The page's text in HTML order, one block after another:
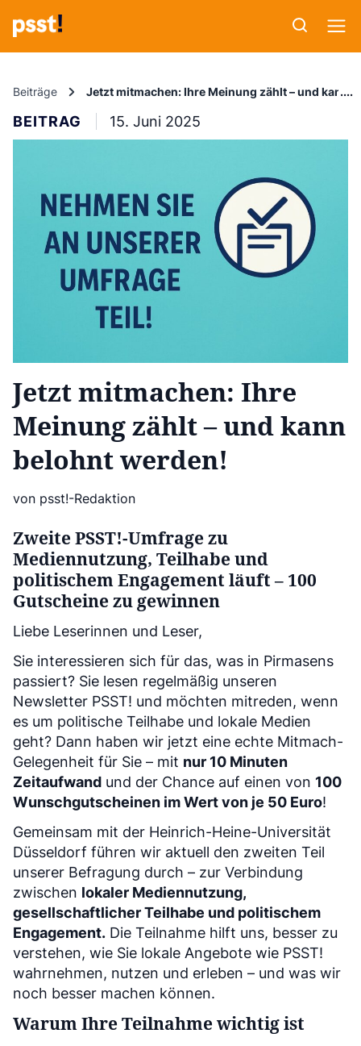
Beiträge Jetzt mitmachen: Ihre Meinung zählt – und kann
BEITRAG 15. Juni 2025
Jetzt mitmachen: Ihre
Meinung zählt – und kann
belohnt werden!
von psst!-Redaktion
Zweite PSST!-Umfrage zu
Mediennutzung, Teilhabe und
politischem Engagement läuft – 100
Gutscheine zu gewinnen
Liebe Leserinnen und Leser,
Sie interessieren sich für das, was in Pirmasens
passiert? Sie lesen regelmäßig unseren
Newsletter PSST! und möchten mitreden, wenn
es um politische Teilhabe und lokale Medien
geht? Dann haben wir jetzt eine echte Mitmach-
Gelegenheit für Sie – mit nur 10 Minuten
Zeitaufwand und der Chance auf einen von 100
Wunschgutscheinen im Wert von je 50 Euro!
Gemeinsam mit der Heinrich-Heine-Universität
Düsseldorf führen wir aktuell den zweiten Teil
unserer Befragung durch – zur Verbindung
zwischen lokaler Mediennutzung,
gesellschaftlicher Teilhabe und politischem
Engagement. Die Teilnahme hilft uns, besser zu
verstehen, wie Sie lokale Angebote wie PSST!
wahrnehmen, nutzen und erleben – und was wir
noch besser machen können.
Warum Ihre Teilnahme wichtig ist